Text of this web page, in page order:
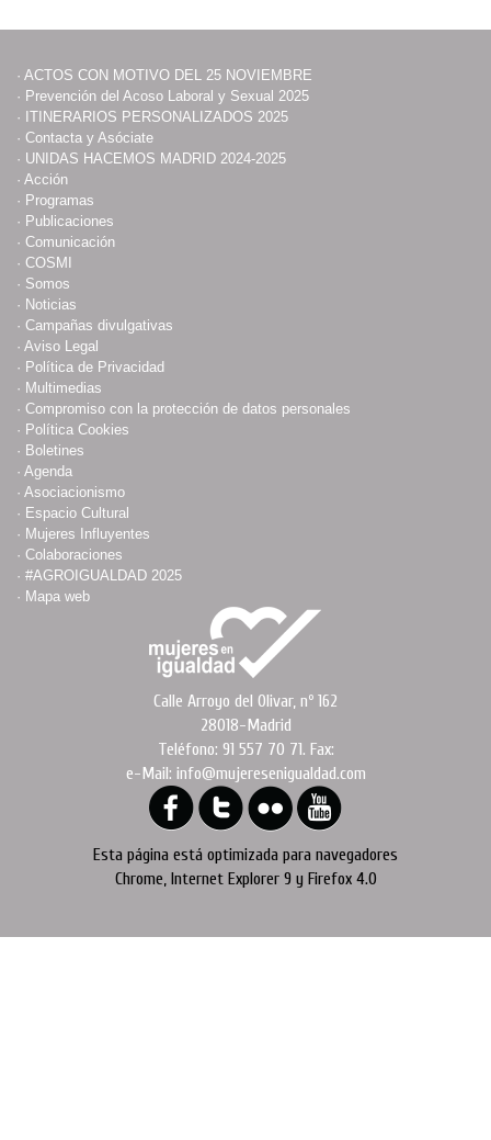
· ACTOS CON MOTIVO DEL 25 NOVIEMBRE
· Prevención del Acoso Laboral y Sexual 2025
· ITINERARIOS PERSONALIZADOS 2025
· Contacta y Asóciate
· UNIDAS HACEMOS MADRID 2024-2025
· Acción
· Programas
· Publicaciones
· Comunicación
· COSMI
· Somos
· Noticias
· Campañas divulgativas
· Aviso Legal
· Política de Privacidad
· Multimedias
· Compromiso con la protección de datos personales
· Política Cookies
· Boletines
· Agenda
· Asociacionismo
· Espacio Cultural
· Mujeres Influyentes
· Colaboraciones
· #AGROIGUALDAD 2025
· Mapa web
Calle Arroyo del Olivar, nº 162
28018-Madrid
Teléfono: 91 557 70 71. Fax:
e-Mail: info@mujeresenigualdad.com
Esta página está optimizada para navegadores
Chrome, Internet Explorer 9 y Firefox 4.0